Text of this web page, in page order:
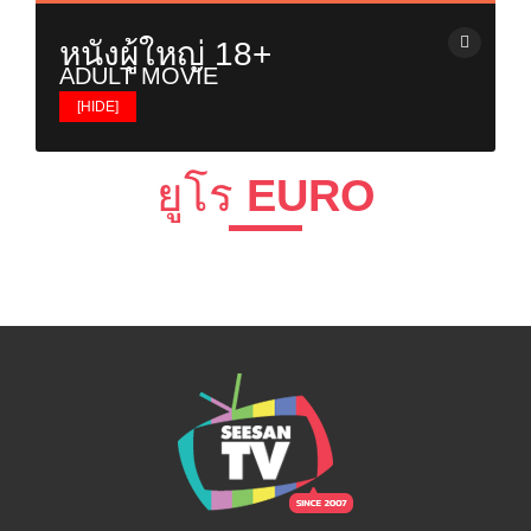
ยูฟ่า / UEFA Champions League
ไทยพรีเมียร์ลีก / Thai Premier League
บอลถ้วย+บอลกระชับมิตร+บอลอื่นๆ
พรีเมียร์ลีก / Premier League
ซีเกมส์ 2025 / SeaGames 2025
เรียลลิตี้โชว์ / Reality & Singing Contest
ทอล์กโชว์ / Talk Shows
วาไรตี้โชว์ / Variety Shows
รายการอาหาร / Cooking Shows
รายการท่องเที่ยว / Travel Show
รายการวันหยุดพิเศษ / Holiday Shows
เรื่องวิญญาณและสิ่งลี้ลับ / Mysteries Show
รายการเกาหลี / Korean Show
หนังผู้ใหญ่ 18+
ADULT MOVIE
[HIDE]
หนังผู้ใหญ่ญี่ปุ่น
ยูโร EURO